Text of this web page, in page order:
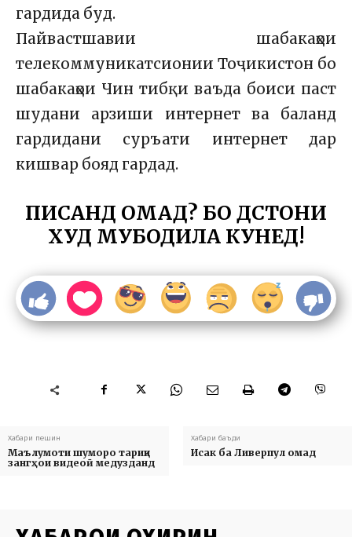
гардида буд.
Пайвастшавии шабакаҳои
телекоммуникатсионии Тоҷикистон бо
шабакаҳои Чин тибқи ваъда боиси паст
шудани арзиши интернет ва баланд
гардидани суръати интернет дар
кишвар бояд гардад.
ПИСАНД ОМАД? БО ДӮСТОНИ
ХУД МУБОДИЛА КУНЕД!
Хабари пешин
Маълумоти шуморо тариқи
зангҳои видеоӣ медузданд
Хабари баъди
Исак ба Ливерпул омад